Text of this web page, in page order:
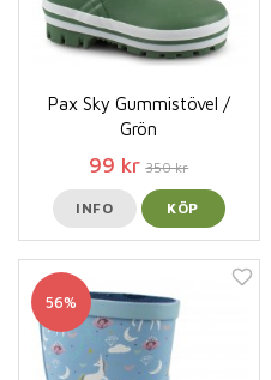
Pax Sky Gummistövel /
Grön
99 kr 350 kr
INFO KÖP
56%